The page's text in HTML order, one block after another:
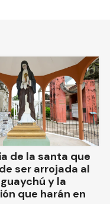
de la santa que
ser arrojada al
y la
que harán en